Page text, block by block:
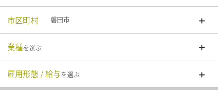
市区町村 磐田市
業種を選ぶ
雇用形態 / 給与を選ぶ